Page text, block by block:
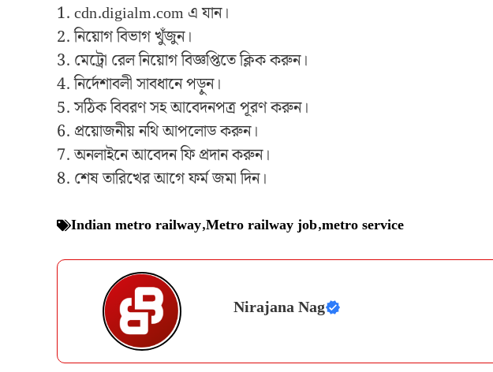
1. cdn.digialm.com এ যান।
2. নিয়োগ বিভাগ খুঁজুন।
3. মেট্রো রেল নিয়োগ বিজ্ঞপ্তিতে ক্লিক করুন।
4. নির্দেশাবলী সাবধানে পড়ুন।
5. সঠিক বিবরণ সহ আবেদনপত্র পূরণ করুন।
6. প্রয়োজনীয় নথি আপলোড করুন।
7. অনলাইনে আবেদন ফি প্রদান করুন।
8. শেষ তারিখের আগে ফর্ম জমা দিন।
Indian metro railway,Metro railway job,metro service
Nirajana Nag